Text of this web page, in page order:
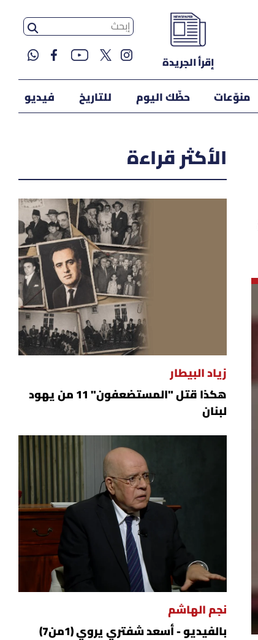
إقرأ الجريدة
منوّعات حظّك اليوم للتاريخ فيديو
الأكثر قراءة
زياد البيطار
هكذا قتل "المستضعفون" 11 من يهود
لبنان
نجم الهاشم
بالفيديو - أسعد شفتري يروي (1من7)